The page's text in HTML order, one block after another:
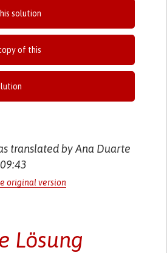
solution
of this
translated by Ana Duarte
original version
Lösung